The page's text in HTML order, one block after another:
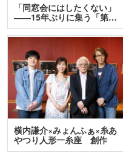
「同窓会にはしたくない」
――15年ぶりに集う「第…
横内謙介×みょんふぁ×糸あ
やつり人形一糸座 創作
人…